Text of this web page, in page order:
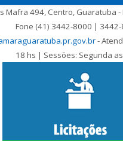
Mafra 494, Centro, Guaratuba -
Fone (41) 3442-8000 |
-
18 hs | Sessões: Segunda